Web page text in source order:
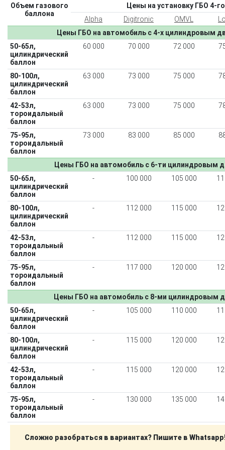
Объем газового
баллона
Цены на установку ГБО 4-
Alpha
Digitronic OMVL
Цены ГБО на автомобиль с 4-х цилиндровым
50-65л,
цилиндрический
баллон
60 000 70 000 72 000
80-100л,
цилиндрический
баллон
63 000 73 000 75 000
42-53л,
тороидальный
баллон
63 000 73 000 75 000
75-95л,
тороидальный
баллон
73 000 83 000 85 000
Цены ГБО на автомобиль с 6-ти цилиндровым
50-65л,
цилиндрический
баллон
- 100 000 105 000
80-100л,
цилиндрический
баллон
- 112 000 115 000
42-53л,
тороидальный
баллон
- 112 000 115 000
75-95л,
тороидальный
баллон
- 117 000 120 000
Цены ГБО на автомобиль с 8-ми цилиндровым
50-65л,
цилиндрический
баллон
- 105 000 110 000
80-100л,
цилиндрический
баллон
- 115 000 120 000
42-53л,
тороидальный
баллон
- 115 000 120 000
75-95л,
тороидальный
баллон
- 130 000 135 000
Сложно разобраться в вариантах? Пишите в